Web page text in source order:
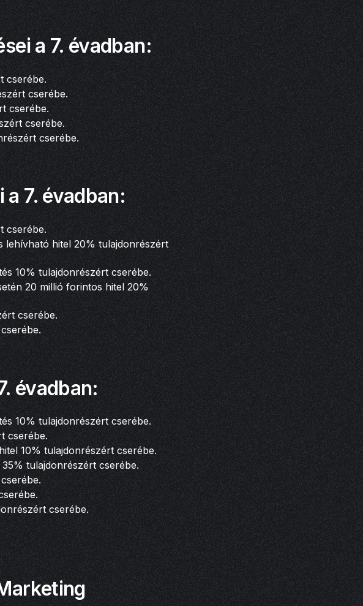
a 7. évadban:
cserébe.
cserébe.
cserébe.
cserébe.
cserébe.
7. évadban:
cserébe.
lehívható hitel 20% tulajdonrészért
10% tulajdonrészért cserébe.
20 millió forintos hitel 20%
cserébe.
évadban:
10% tulajdonrészért cserébe.
cserébe.
10% tulajdonrészért cserébe.
tulajdonrészért cserébe.
cserébe.